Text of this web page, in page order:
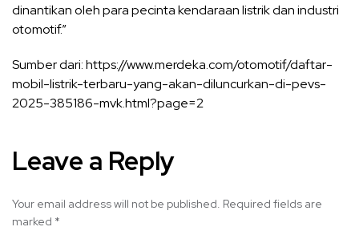
dinantikan oleh para pecinta kendaraan listrik dan industri
otomotif.”
Sumber dari: https://www.merdeka.com/otomotif/daftar-
mobil-listrik-terbaru-yang-akan-diluncurkan-di-pevs-
2025-385186-mvk.html?page=2
Leave a Reply
Your email address will not be published. Required fields are
marked *